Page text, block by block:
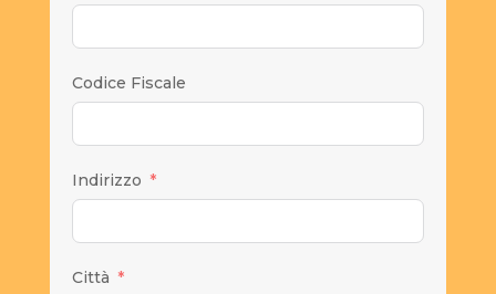
Codice Fiscale
Indirizzo
Città